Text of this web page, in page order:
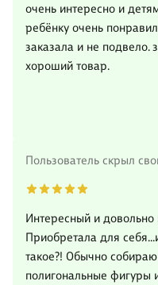
очень интересно и
ребёнку очень
заказала и не подвело.
хороший товар.
Пользователь скрыл
Интересный и довольно
Приобретала для
такое?! Обычно
полигональные фигуры